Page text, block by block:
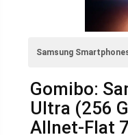
Samsung
Gomibo:
Ultra (256
Allnet-Flat